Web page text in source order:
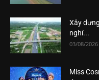
Xây
nghỉ...
03/08/2026
Miss